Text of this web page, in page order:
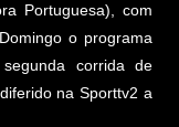
Portuguesa), com
o programa
corrida de
na Sporttv2 a